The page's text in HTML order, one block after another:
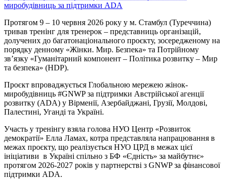
Протягом 9 – 10 червня 2026 року у м. Стамбул (Туреччина)
тривав тренінг для тренерок – представниць організацій,
долучених до багатонаціонального проєкту, зосередженому на
порядку денному «Жінки. Мир. Безпека» та Потрійному
зв’язку «Гуманітарний компонент – Політика розвитку – Мир
та безпека» (HDP).
Проєкт впроваджується Глобальною мережею жінок-
миробудівниць #GNWP за підтримки Австрійської агенції
розвитку (ADA) у Вірменії, Азербайджані, Грузії, Молдові,
Палестині, Уганді та Україні.
Участь у тренінгу взяла голова НУО Центр «Розвиток
демократії» Елла Ламах, котра представляла напрацювання в
межах проєкту, що реалізується НУО ЦРД в межах цієї
ініціативи в Україні спільно з БФ «Єдність» за майбутнє»
протягом 2026-2027 років у партнерстві з GNWP за фінансової
підтримки ADA.